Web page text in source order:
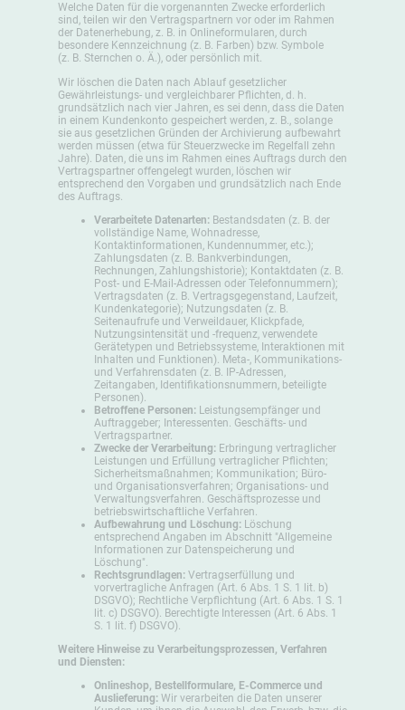
Welche Daten für die vorgenannten Zwecke erforderlich
sind, teilen wir den Vertragspartnern vor oder im Rahmen
der Datenerhebung, z. B. in Onlineformularen, durch
besondere Kennzeichnung (z. B. Farben) bzw. Symbole
(z. B. Sternchen o. Ä.), oder persönlich mit.
Wir löschen die Daten nach Ablauf gesetzlicher
Gewährleistungs- und vergleichbarer Pflichten, d. h.
grundsätzlich nach vier Jahren, es sei denn, dass die Daten
in einem Kundenkonto gespeichert werden, z. B., solange
sie aus gesetzlichen Gründen der Archivierung aufbewahrt
werden müssen (etwa für Steuerzwecke im Regelfall zehn
Jahre). Daten, die uns im Rahmen eines Auftrags durch den
Vertragspartner offengelegt wurden, löschen wir
entsprechend den Vorgaben und grundsätzlich nach Ende
des Auftrags.
Verarbeitete Datenarten: Bestandsdaten (z. B. der
vollständige Name, Wohnadresse,
Kontaktinformationen, Kundennummer, etc.);
Zahlungsdaten (z. B. Bankverbindungen,
Rechnungen, Zahlungshistorie); Kontaktdaten (z. B.
Post- und E-Mail-Adressen oder Telefonnummern);
Vertragsdaten (z. B. Vertragsgegenstand, Laufzeit,
Kundenkategorie); Nutzungsdaten (z. B.
Seitenaufrufe und Verweildauer, Klickpfade,
Nutzungsintensität und -frequenz, verwendete
Gerätetypen und Betriebssysteme, Interaktionen mit
Inhalten und Funktionen). Meta-, Kommunikations-
und Verfahrensdaten (z. B. IP-Adressen,
Zeitangaben, Identifikationsnummern, beteiligte
Personen).
Betroffene Personen: Leistungsempfänger und
Auftraggeber; Interessenten. Geschäfts- und
Vertragspartner.
Zwecke der Verarbeitung: Erbringung vertraglicher
Leistungen und Erfüllung vertraglicher Pflichten;
Sicherheitsmaßnahmen; Kommunikation; Büro-
und Organisationsverfahren; Organisations- und
Verwaltungsverfahren. Geschäftsprozesse und
betriebswirtschaftliche Verfahren.
Aufbewahrung und Löschung: Löschung
entsprechend Angaben im Abschnitt "Allgemeine
Informationen zur Datenspeicherung und
Löschung".
Rechtsgrundlagen: Vertragserfüllung und
vorvertragliche Anfragen (Art. 6 Abs. 1 S. 1 lit. b)
DSGVO); Rechtliche Verpflichtung (Art. 6 Abs. 1 S. 1
lit. c) DSGVO). Berechtigte Interessen (Art. 6 Abs. 1
S. 1 lit. f) DSGVO).
Weitere Hinweise zu Verarbeitungsprozessen, Verfahren
und Diensten:
Onlineshop, Bestellformulare, E-Commerce und
Auslieferung: Wir verarbeiten die Daten unserer